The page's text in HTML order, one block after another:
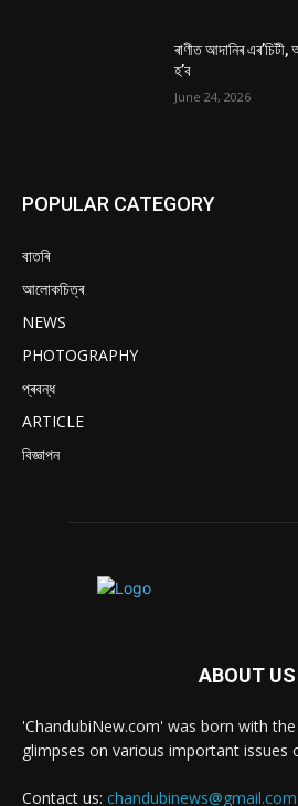
ৰাণীত আদানিৰ এৰ’চিটী,
হ’ব
June 24, 2026
POPULAR CATEGORY
বাতৰি
আলোকচিত্ৰ
NEWS
PHOTOGRAPHY
প্ৰবন্ধ
ARTICLE
বিজ্ঞাপন
ABOUT US
'ChandubiNew.com' was born with
glimpses on various important issues
Contact us: chandubinews@gmail.com